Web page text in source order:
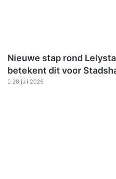
Nieuwe stap rond
betekent dit voor
28 juli 2026